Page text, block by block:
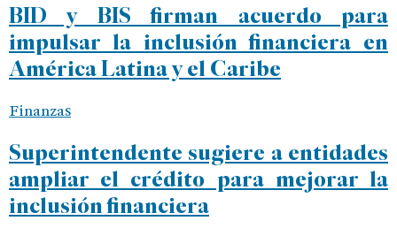
BID y BIS firman acuerdo para
impulsar la inclusión financiera en
América Latina y el Caribe
Finanzas
Superintendente sugiere a entidades
ampliar el crédito para mejorar la
inclusión financiera